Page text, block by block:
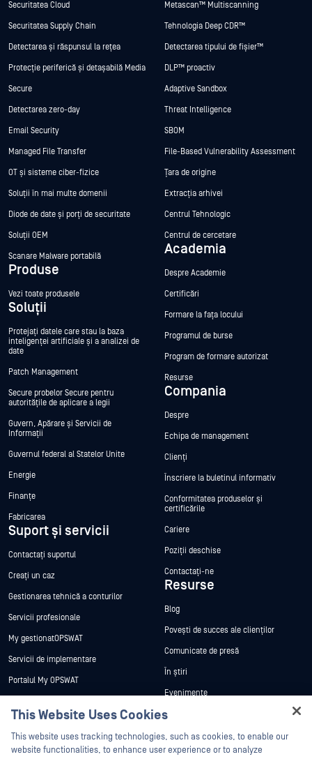
Securitatea Cloud
Securitatea Supply Chain
Detectarea și răspunsul la rețea
Protecție periferică și detașabilă Media
Secure
Detectarea zero-day
Email Security
Managed File Transfer
OT și sisteme ciber-fizice
Soluții în mai multe domenii
Diode de date și porți de securitate
Soluții OEM
Scanare Malware portabilă
Produse
Vezi toate produsele
Soluții
Protejați datele care stau la baza
inteligenței artificiale și a analizei de
date
Patch Management
Secure probelor Secure pentru
autoritățile de aplicare a legii
Guvern, Apărare și Servicii de
Informații
Guvernul federal al Statelor Unite
Energie
Finanțe
Fabricarea
Suport și servicii
Contactați suportul
Creați un caz
Gestionarea tehnică a conturilor
Servicii profesionale
My gestionatOPSWAT
Servicii de implementare
Portalul My OPSWAT
Formare
vulnerabilităților
Metascan™ Multiscanning
Tehnologia Deep CDR™
Detectarea tipului de fișier™
DLP™ proactiv
Adaptive Sandbox
Threat Intelligence
SBOM
File-Based Vulnerability Assessment
Țara de origine
Extracția arhivei
Centrul Tehnologic
Centrul de cercetare
Academia
Despre Academie
Certificări
Formare la fața locului
Programul de burse
Program de formare autorizat
Resurse
Compania
Despre
Echipa de management
Clienți
Înscriere la buletinul informativ
Conformitatea produselor și
certificările
Cariere
Poziții deschise
Contactați-ne
Resurse
Blog
Povești de succes ale clienților
Comunicate de presă
În știri
Evenimente
Webinare
Fișe de date
Cărți albe
This Website Uses Cookies
This website uses tracking technologies, such as cookies, to enable our
website functionalities, to enhance user experience or to analyze
Hey there!
I'm Ozzy, your OPSWAT virtual assistant.